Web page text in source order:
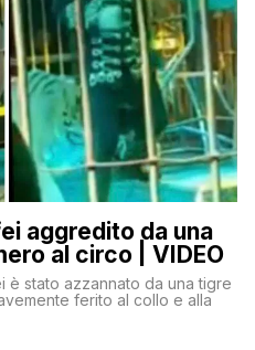
aggredito da una
al circo | VIDEO
è stato azzannato da una tigre
ferito al collo e alla